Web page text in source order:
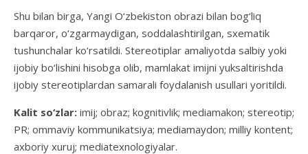
Shu bilan birga, Yangi O‘zbekiston obrazi bilan bog‘liq
barqaror, o‘zgarmaydigan, soddalashtirilgan, sxematik
tushunchalar ko‘rsatildi. Stereotiplar amaliyotda salbiy yoki
ijobiy bo‘lishini hisobga olib, mamlakat imijni yuksaltirishda
ijobiy stereotiplardan samarali foydalanish usullari yoritildi.
Kalit so‘zlar: imij; obraz; kognitivlik; mediamakon; stereotip;
PR; ommaviy kommunikatsiya; mediamaydon; milliy kontent;
axboriy xuruj; mediatexnologiyalar.